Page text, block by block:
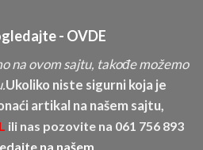
- OVDE
na ovom sajtu, takođe možemo
Ukoliko niste sigurni koja je
artikal na našem sajtu,
ili nas pozovite na 061 756 893
na našem